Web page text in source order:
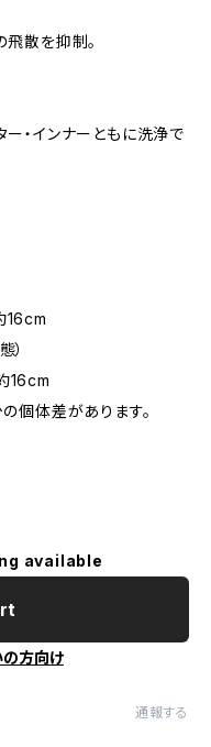
飛散を抑制。
・インナーともに洗浄で
16cm
）
16cm
個体差があります。
available
方向け
通報する